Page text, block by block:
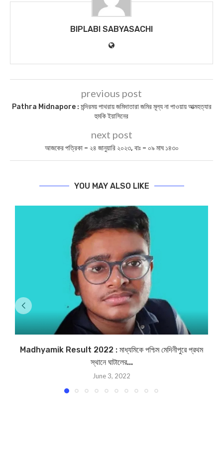
BIPLABI SABYASACHI
previous post
Pathra Midnapore : মন্দিরময় পাথরায় জমিদাতারা জমির মূল্য না পাওয়ায় আত্মহত্যার
হুমকি ইয়াসিনের
next post
আজকের পত্রিকা – ২৪ জানুয়ারি ২০২৩, বাঃ – ০৯ মাঘ ১৪৩০
YOU MAY ALSO LIKE
Madhyamik Result 2022 : মাধ্যমিকে পশ্চিম মেদিনীপুরে প্রথম
স্থানে ঘাটালের...
June 3, 2022